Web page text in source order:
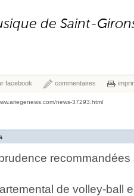
de Saint-
facebook commentaires
news-37293.html
de volley-ball